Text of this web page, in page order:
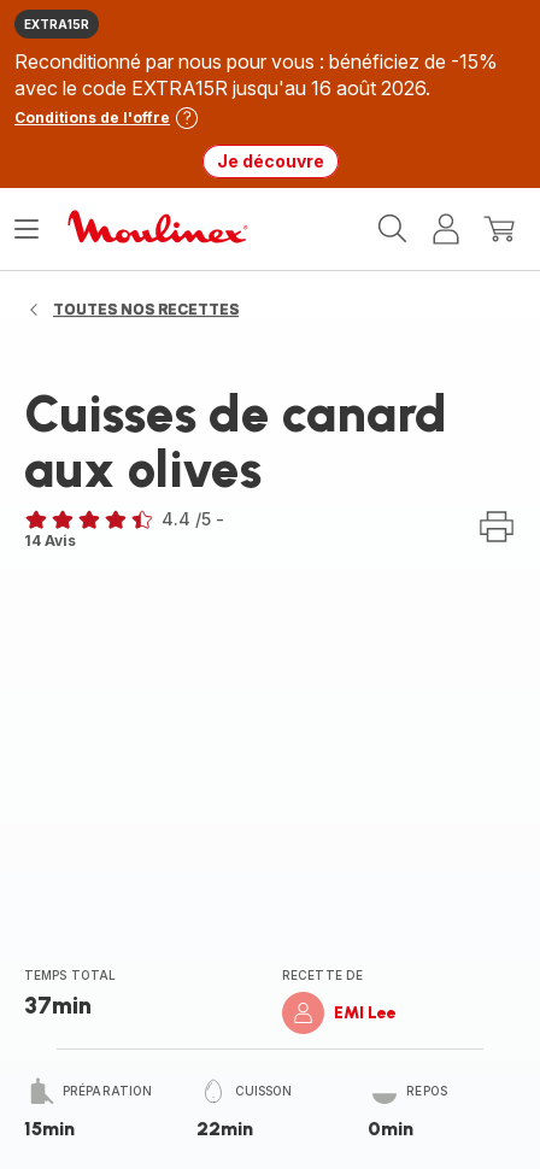
EXTRA15R
Reconditionné par nous pour vous : bénéficiez de -15%
avec le code EXTRA15R jusqu'au 16 août 2026.
Conditions de l'offre
Je découvre
MonMon
Ouvrir
TOUTES NOS RECETTES
Cuisses de canard
aux olives
ratings.4.4
4.4 /5 -
14 Avis
TEMPS TOTAL
37min
RECETTE DE
EMI Lee
PRÉPARATION
15min
CUISSON
22min
REPOS
0min